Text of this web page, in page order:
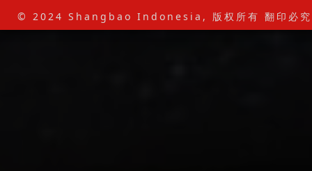
© 2024 Shangbao Indonesia, 版权所有 翻印必